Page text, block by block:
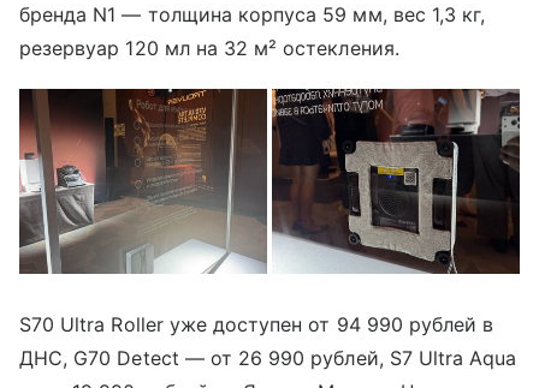
бренда N1 — толщина корпуса 59 мм, вес 1,3 кг,
резервуар 120 мл на 32 м² остекления.
S70 Ultra Roller уже доступен от 94 990 рублей в
ДНС, G70 Detect — от 26 990 рублей, S7 Ultra Aqua